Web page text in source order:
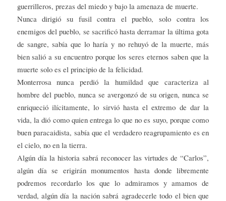
guerrilleros, prezas del miedo y bajo la amenaza de muerte.
Nunca dirigió su fusil contra el pueblo, solo contra los
enemigos del pueblo, se sacrificó hasta derramar la última gota
de sangre, sabía que lo haría y no rehuyó de la muerte, más
bien salió a su encuentro porque los seres eternos saben que la
muerte solo es el principio de la felicidad.
Monterrosa nunca perdió la humildad que caracteriza al
hombre del pueblo, nunca se avergonzó de su origen, nunca se
enriqueció ilícitamente, lo sirvió hasta el extremo de dar la
vida, la dió como quien entrega lo que no es suyo, porque como
buen paracaidista, sabía que el verdadero reagrupamiento es en
el cielo, no en la tierra.
Algún día la historia sabrá reconocer las virtudes de “Carlos”,
algún día se erigirán monumentos hasta donde libremente
podremos recordarlo los que lo admiramos y amamos de
verdad, algún día la nación sabrá agradecerle todo el bien que